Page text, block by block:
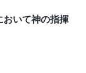
いて神の指揮